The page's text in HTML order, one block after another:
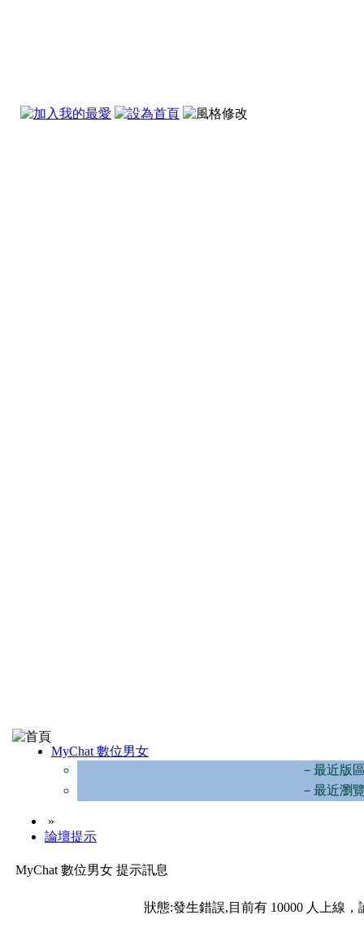
MyChat 數位男女
－最近版
－最近瀏
»
論壇提示
MyChat 數位男女 提示訊息
狀態:發生錯誤,目前有 10000 人上線